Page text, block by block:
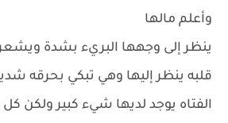
وأعلم مالها
ينظر إلى وجهها البريء بشدة
قلبه ينظر إليها وهي تبكي بحرقه
الفتاه يوجد لديها شيء كبير ولكن كل